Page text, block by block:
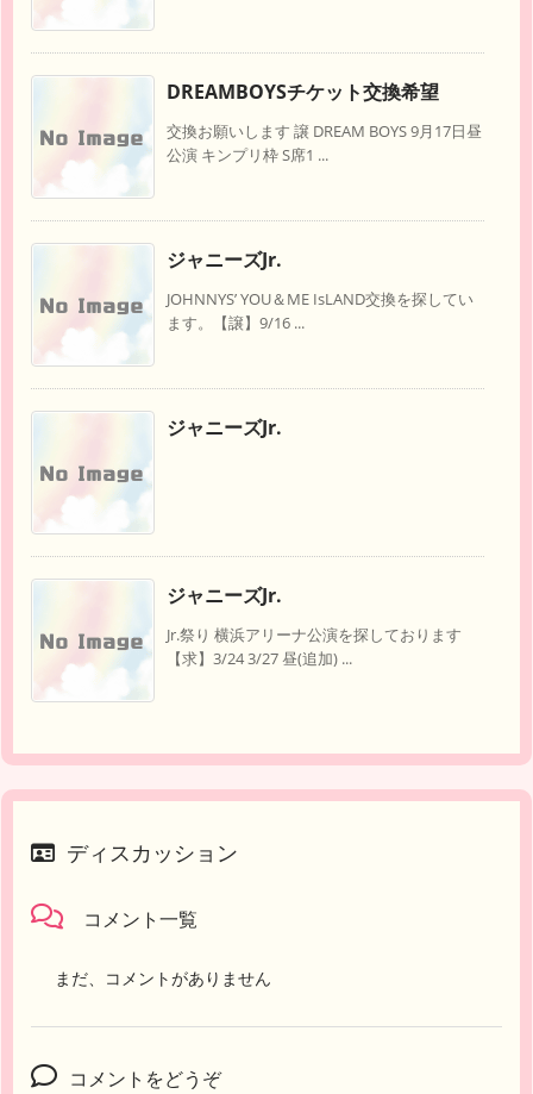
DREAMBOYSチケット交換希望
交換お願いします 譲 DREAM BOYS 9月17日昼
公演 キンプリ枠 S席1 ...
ジャニーズJr.
JOHNNYS’ YOU＆ME IsLAND交換を探してい
ます。【譲】9/16 ...
ジャニーズJr.
ジャニーズJr.
Jr.祭り 横浜アリーナ公演を探しております
【求】3/24 3/27 昼(追加) ...
ディスカッション
コメント一覧
まだ、コメントがありません
コメントをどうぞ